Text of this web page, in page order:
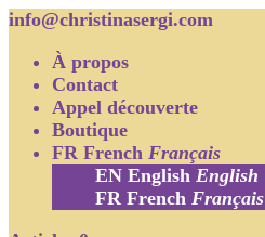
info@christinasergi.com
À propos
Contact
Appel découverte
Boutique
FR French Français
EN English English
FR French Français